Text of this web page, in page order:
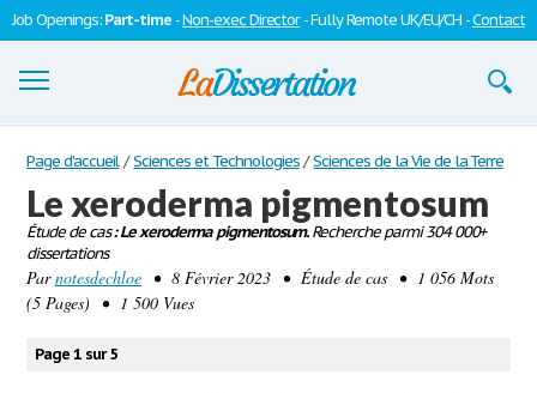
Job Openings:Part-time -Non-exec Director- Fully Remote UK/EU/CH -Contact
Dissertations
S'inscrire
Se connecter
Contactez-nous
Page d'accueil / Sciences et Technologies / Sciences de la Vie de la Terre
Le xeroderma pigmentosum
Étude de cas: Le xeroderma pigmentosum.Recherche parmi 304 000+
dissertations
Parnotesdechloe • 8 Février 2023 • Étude de cas • 1 056 Mots
(5 Pages) • 1 500 Vues
Page 1 sur 5